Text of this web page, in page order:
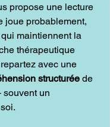
propose une lecture
joue probablement,
maintiennent la
thérapeutique
avec une
structurée de
un